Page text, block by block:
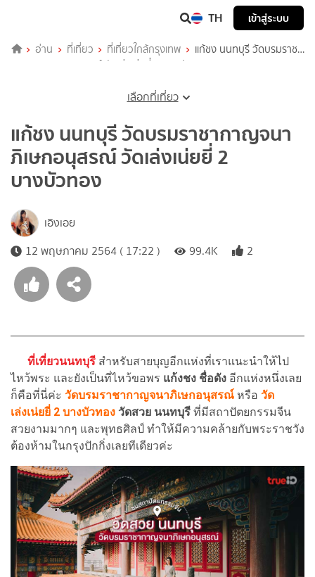
TH เข้าสู่ระบบ
อ่าน ที่เที่ยว ที่เที่ยวใกล้กรุงเทพ
แก้ชง นนทบุรี วัดบรมราชา
กาญจนาภิเษกอนุสรณ์ วัดเล่งเน่ยยี่ 2 บางบัวทอง
เลือกที่เที่ยว
แก้ชง นนทบุรี วัดบรมราชากาญจนา
ภิเษกอนุสรณ์ วัดเล่งเน่ยยี่ 2
บางบัวทอง
เอิงเอย
12 พฤษภาคม 2564 ( 17:22 )
99.4K 2
ที่เที่ยวนนทบุรี สำหรับสายบุญอีกแห่งที่เราแนะนำให้ไป
ไหว้พระ และยังเป็นที่ไหว้ขอพร แก้งชง ชื่อดัง อีกแห่งหนึ่งเลย
ก็คือที่นี่ค่ะ วัดบรมราชากาญจนาภิเษกอนุสรณ์ หรือ วัด
เล่งเน่ยยี่ 2 บางบัวทอง วัดสวย นนทบุรี ที่มีสถาปัตยกรรมจีน
สวยงามมากๆ และพุทธศิลป์ ทำให้มีความคล้ายกับพระราชวัง
ต้องห้ามในกรุงปักกิ่งเลยทีเดียวค่ะ